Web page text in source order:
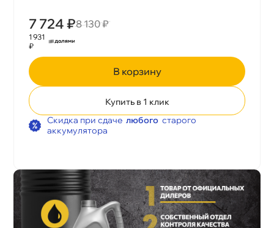
7 724 ₽8 130 ₽
1 931
₽
корзину
Купить в 1 клик
Скидка при сдаче любого старого
аккумулятора